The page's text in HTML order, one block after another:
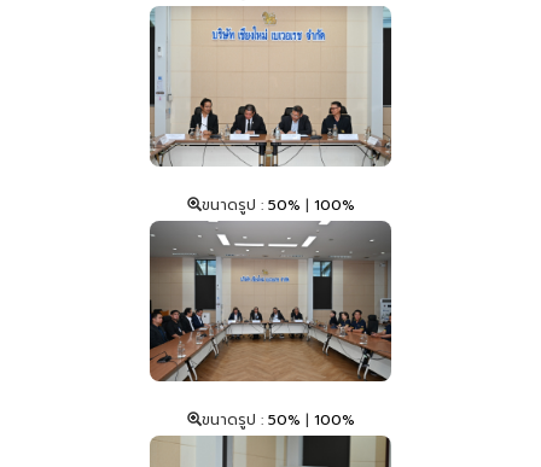
ขนาดรูป : 50% | 100%
ขนาดรูป : 50% | 100%